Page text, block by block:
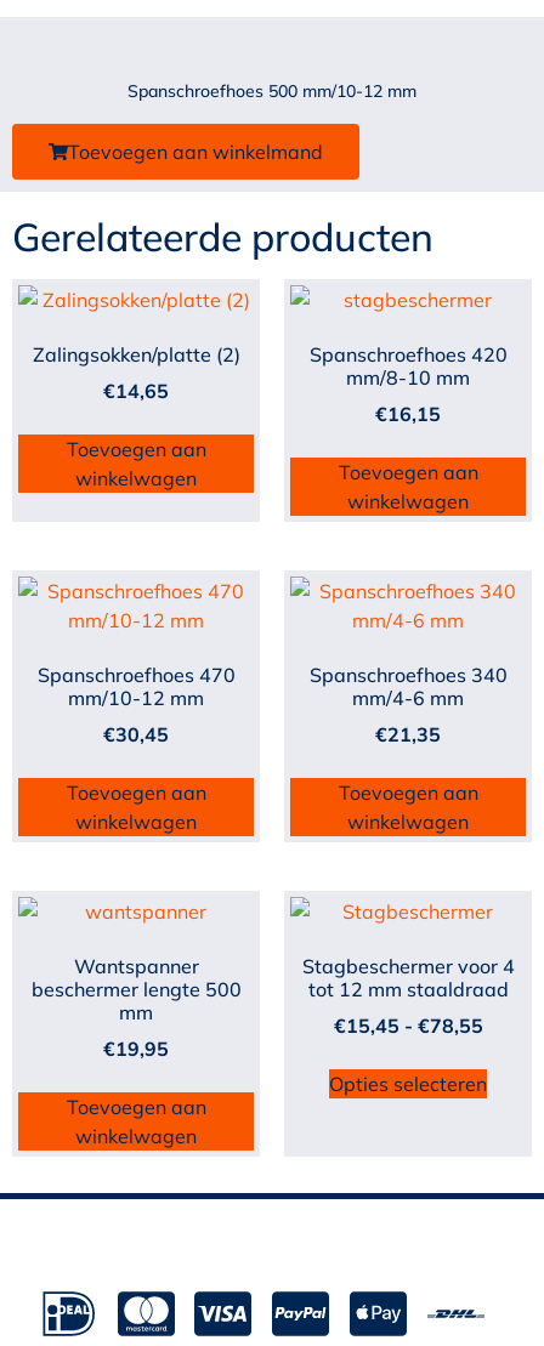
Spanschroefhoes 500 mm/10-12 mm
Toevoegen aan winkelmand
Gerelateerde producten
Zalingsokken/platte (2)
€14,65
Toevoegen aan
winkelwagen
Spanschroefhoes 420
mm/8-10 mm
€16,15
Toevoegen aan
winkelwagen
Spanschroefhoes 470
mm/10-12 mm
€30,45
Toevoegen aan
winkelwagen
Spanschroefhoes 340
mm/4-6 mm
€21,35
Toevoegen aan
winkelwagen
Wantspanner
beschermer lengte 500
mm
€19,95
Toevoegen aan
winkelwagen
Stagbeschermer voor 4
tot 12 mm staaldraad
€15,45 - €78,55
Opties selecteren